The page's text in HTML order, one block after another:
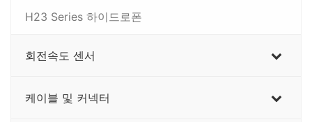
H23 Series 하이드로폰
회전속도 센서
케이블 및 커넥터